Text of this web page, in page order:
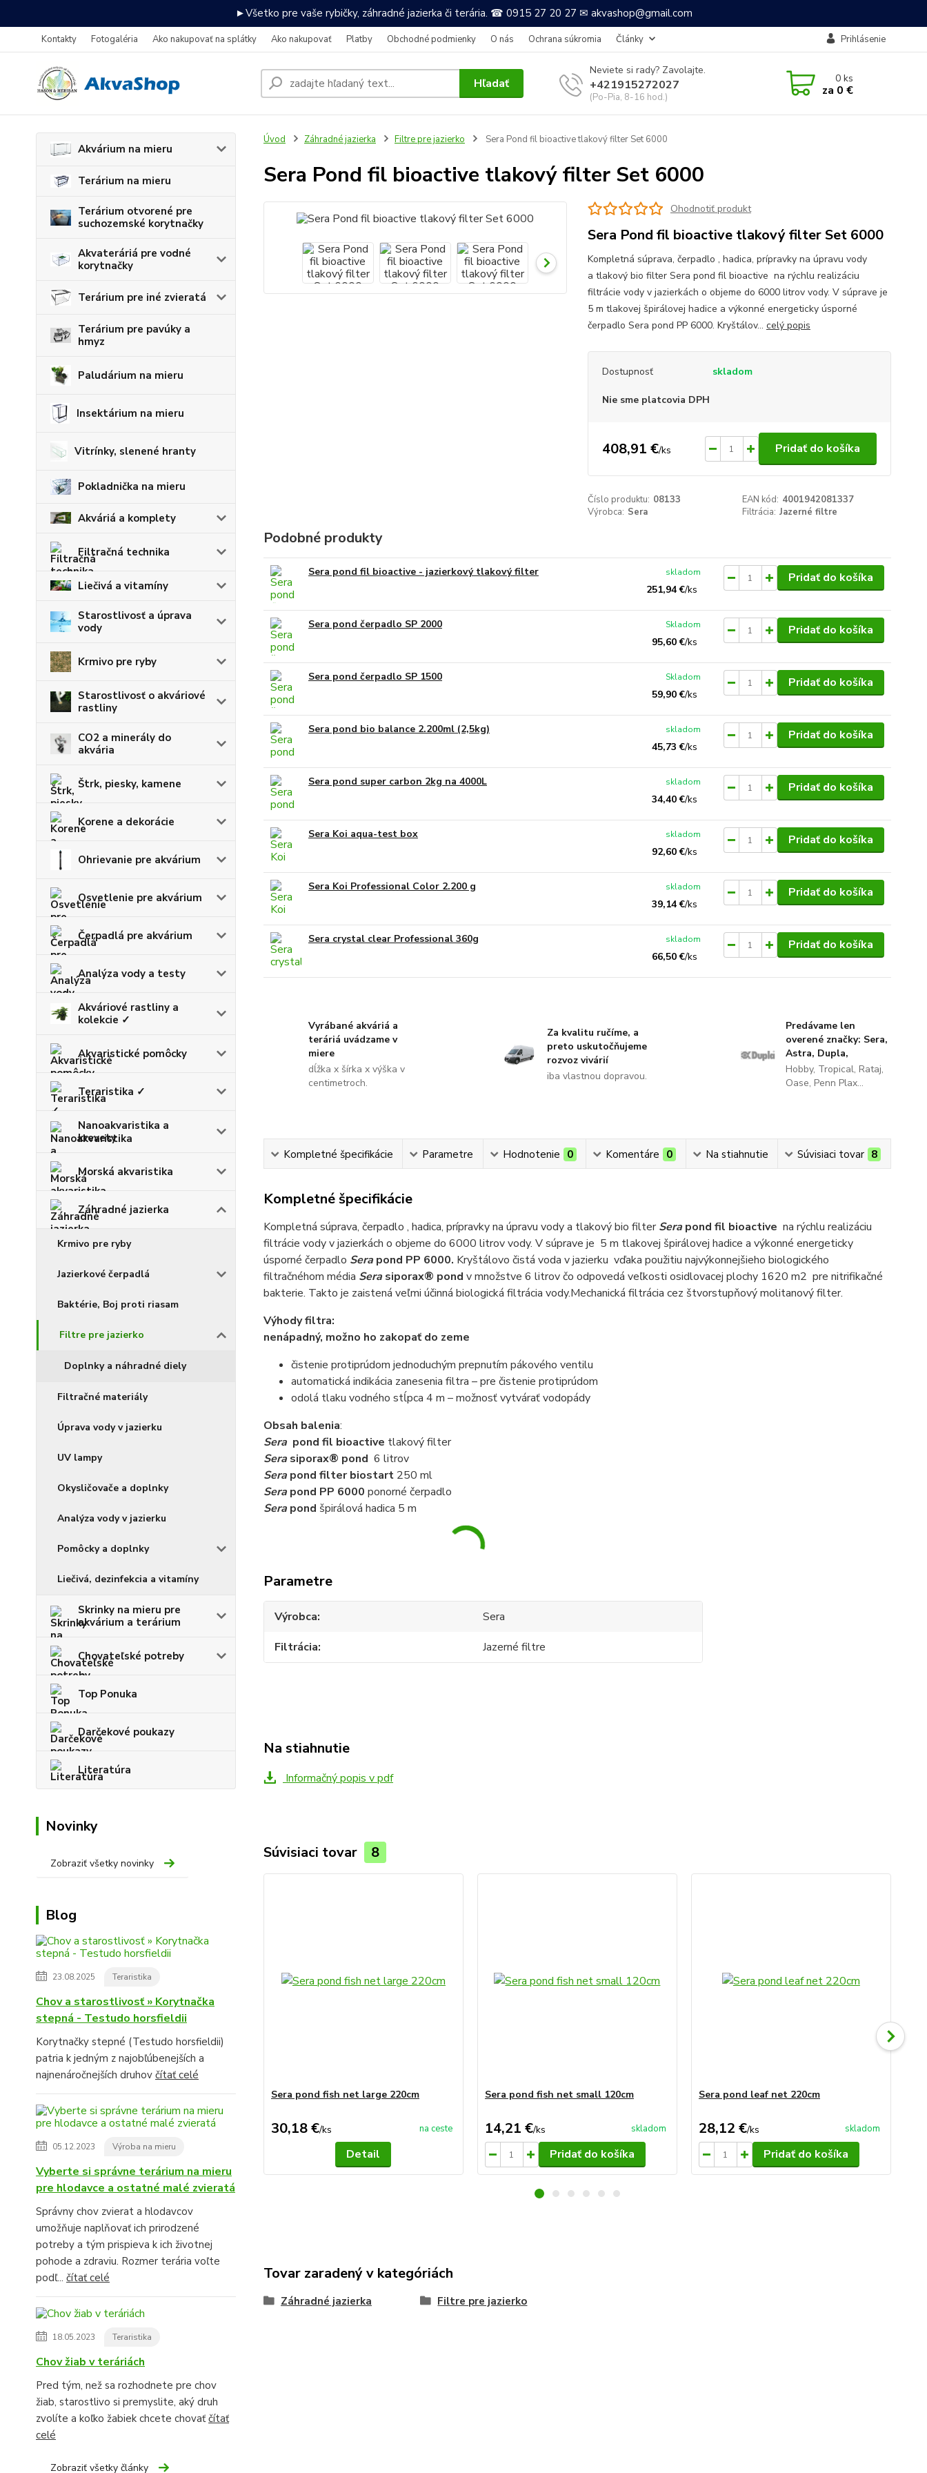
►Všetko pre vaše rybičky, záhradné jazierka či terária. ☎ 0915 27 20 27 ✉ akvashop@gmail.com
Kontakty Fotogaléria Ako nakupovať na splátky Ako nakupovať Platby Obchodné podmienky O nás Ochrana súkromia Články Prihlásenie
Hľadať
Neviete si rady? Zavolajte.
+421915272027
(Po-Pia, 8-16 hod.)
0ks
za 0 €
Akvárium na mieru
Terárium na mieru
Terárium otvorené pre
suchozemské korytnačky
Akvateráriá pre vodné
korytnačky
Terárium pre iné zvieratá
Terárium pre pavúky a
hmyz
Paludárium na mieru
Insektárium na mieru
Vitrínky, slenené hranty
Pokladnička na mieru
Akváriá a komplety
Filtračná technika
Liečivá a vitamíny
Starostlivosť a úprava
vody
Krmivo pre ryby
Starostlivosť o akváriové
rastliny
CO2 a minerály do
akvária
Štrk, piesky, kamene
Korene a dekorácie
Ohrievanie pre akvárium
Osvetlenie pre akvárium
Čerpadlá pre akvárium
Analýza vody a testy
Akváriové rastliny a
kolekcie ✓
Akvaristické pomôcky
Teraristika ✓
Nanoakvaristika a
krevety
Morská akvaristika
Záhradné jazierka
Krmivo pre ryby
Jazierkové čerpadlá
Baktérie, Boj proti riasam
Filtre pre jazierko
Doplnky a náhradné diely
Filtračné materiály
Úprava vody v jazierku
UV lampy
Okysličovače a doplnky
Analýza vody v jazierku
Pomôcky a doplnky
Liečivá, dezinfekcia a vitamíny
Skrinky na mieru pre
akvárium a terárium
Chovateľské potreby
Top Ponuka
Darčekové poukazy
Literatúra
Novinky
Zobraziť všetky novinky
Blog
23.08.2025 Teraristika
Chov a starostlivosť » Korytnačka
stepná - Testudo horsfieldii
Korytnačky stepné (Testudo horsfieldii)
patria k jedným z najobľúbenejších a
najnenáročnejších druhov čítať celé
05.12.2023 Výroba na mieru
Vyberte si správne terárium na mieru
pre hlodavce a ostatné malé zvieratá
Správny chov zvierat a hlodavcov
umožňuje naplňovať ich prirodzené
potreby a tým prispieva k ich životnej
pohode a zdraviu. Rozmer terária voľte
podľ... čítať celé
18.05.2023 Teraristika
Chov žiab v teráriách
Pred tým, než sa rozhodnete pre chov
žiab, starostlivo si premyslite, aký druh
zvolíte a koľko žabiek chcete chovaťčítať
celé
Zobraziť všetky články
Úvod Záhradné jazierka Filtre pre jazierko Sera Pond fil bioactive tlakový filter Set 6000
Sera Pond fil bioactive tlakový filter Set 6000
Ohodnotiť produkt
Sera Pond fil bioactive tlakový filter Set 6000
Kompletná súprava, čerpadlo , hadica, prípravky na úpravu vody
a tlakový bio filter Sera pond fil bioactive na rýchlu realizáciu
filtrácie vody v jazierkách o objeme do 6000 litrov vody. V súprave je
5 m tlakovej špirálovej hadice a výkonné energeticky úsporné
čerpadlo Sera pond PP 6000. Kryštálov... celý popis
Dostupnosť skladom
Nie sme platcovia DPH
408,91 €/ks Pridať do košíka
Číslo produktu: 08133 EAN kód: 4001942081337
Výrobca: Sera Filtrácia: Jazerné filtre
Podobné produkty
Sera pond fil bioactive - jazierkový tlakový filter
251,94 €/ks
skladom Pridať do košíka
Sera pond čerpadlo SP 2000
95,60 €/ks
Skladom Pridať do košíka
Sera pond čerpadlo SP 1500
59,90 €/ks
Skladom Pridať do košíka
Sera pond bio balance 2.200ml (2,5kg)
45,73 €/ks
skladom Pridať do košíka
Sera pond super carbon 2kg na 4000L
34,40 €/ks
skladom Pridať do košíka
Sera Koi aqua-test box
92,60 €/ks
skladom Pridať do košíka
Sera Koi Professional Color 2.200 g
39,14 €/ks
skladom Pridať do košíka
Sera crystal clear Professional 360g
66,50 €/ks
skladom Pridať do košíka
Vyrábané akváriá a
teráriá uvádzame v
miere
dĺžka x šírka x výška v
centimetroch.
Za kvalitu ručíme, a
preto uskutočňujeme
rozvoz vivárií
iba vlastnou dopravou.
Predávame len
overené značky: Sera,
Astra, Dupla,
Hobby, Tropical, Rataj,
Oase, Penn Plax...
Kompletné špecifikácie Parametre Hodnotenie 0 Komentáre 0 Na stiahnutie Súvisiaci tovar 8
Kompletné špecifikácie
Kompletná súprava, čerpadlo , hadica, prípravky na úpravu vody a tlakový bio filterSerapond fil bioactive na rýchlu realizáciu
filtrácie vody v jazierkách o objeme do 6000 litrov vody. V súprave je 5 m tlakovej špirálovej hadice a výkonné energeticky
úsporné čerpadlo Serapond PP 6000. Kryštálovo čistá voda v jazierku vďaka použitiu najvýkonnejšieho biologického
filtračnéhom média Serasiporax® pond v množstve 6 litrov čo odpovedá veľkosti osidlovacej plochy 1620 m2 pre nitrifikačné
bakterie. Takto je zaistená veľmi účinná biologická filtrácia vody.Mechanická filtrácia cez štvorstupňový molitanový filter.
Výhody filtra:
nenápadný, možno ho zakopať do zeme
čistenie protiprúdom jednoduchým prepnutím pákového ventilu
automatická indikácia zanesenia filtra – pre čistenie protiprúdom
odolá tlaku vodného stĺpca 4 m – možnosť vytvárať vodopády
Obsah balenia:
Serapond fil bioactive tlakový filter
Serasiporax® pond 6 litrov
Serapond filter biostart 250 ml
Sera pond PP 6000 ponorné čerpadlo
Serapond špirálová hadica 5 m
Parametre
Výrobca
Sera
Filtrácia
Jazerné filtre
Na stiahnutie
Informačný popis v pdf
Súvisiaci tovar 8
Sera pond fish net large 220cm
30,18 €/ks na ceste
Detail
Sera pond fish net small 120cm
14,21 €/ks skladom
Pridať do košíka
Sera pond leaf net 220cm
28,12 €/ks skladom
Pridať do košíka
Tovar zaradený v kategóriách
Záhradné jazierka Filtre pre jazierko